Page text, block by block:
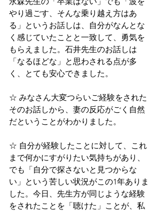
やり過ごす、そんな乗り越え方はあ
る」というお話しは、自分がなんとな
く感じていたことと一致して、勇気を
もらえました。石井先生のお話しは
「なるほどな」と思わされる点が多
く、とても安心できました。
☆ みなさん大変つらいご経験をされた
そのお話しから、妻の反応がごく自然
だということがわかりました。
☆ 自分が経験したことに対して、これ
まで何かにすがりたい気持ちがあり、
でも「自分で探さないと見つからな
い」という苦しい状況がこの1年ありま
した。今日、先生方が同じような経験
をされたことを「聴けた」ことが、私